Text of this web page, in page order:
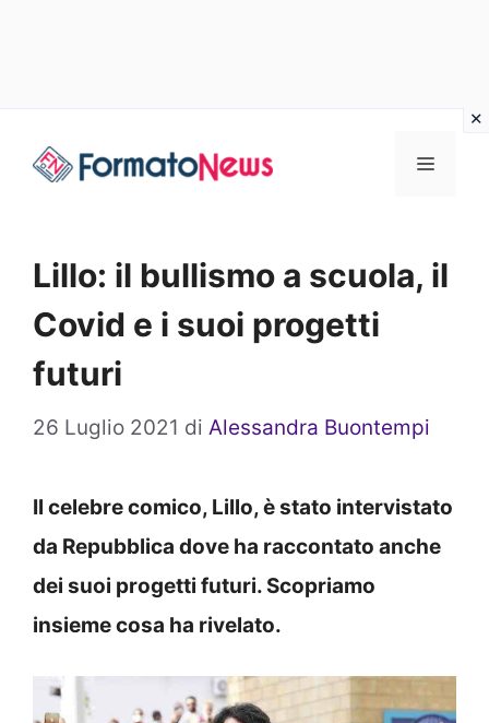
Menu
Lillo: il bullismo a scuola, il
Covid e i suoi progetti
futuri
26 Luglio 2021 di Alessandra Buontempi
Il celebre comico, Lillo, è stato intervistato
da Repubblica dove ha raccontato anche
dei suoi progetti futuri. Scopriamo
insieme cosa ha rivelato.